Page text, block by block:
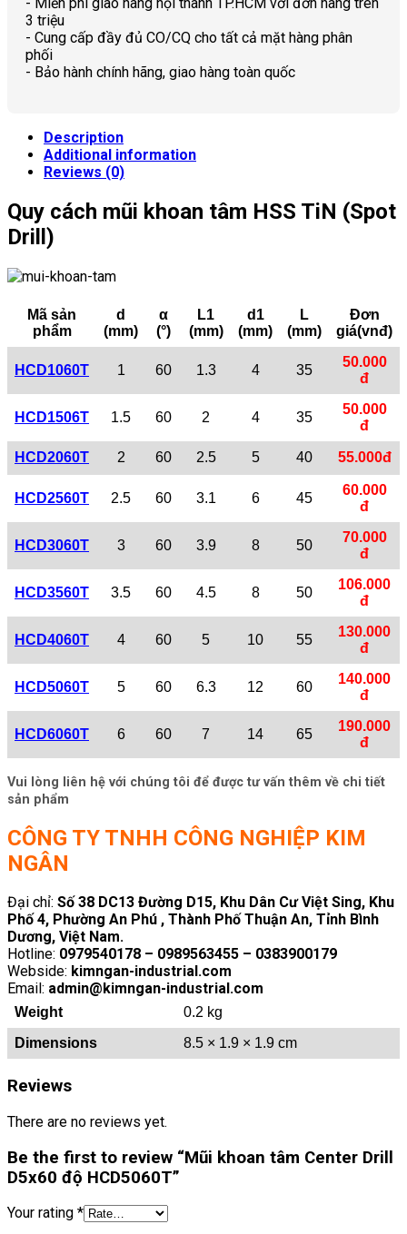
3 triệu
- Cung cấp đầy đủ CO/CQ cho tất cả mặt hàng phân
phối
- Bảo hành chính hãng, giao hàng toàn quốc
Description
Additional information
Reviews (0)
Quy cách mũi khoan tâm HSS TiN (Spot
Drill)
Mã sản
phẩm
d
(mm)
α
(°)
L1
(mm)
d1
(mm)
L
(mm)
Đơn
giá(vnđ)
HCD1060T 1 60 1.3 4 35
50.000
đ
HCD1506T 1.5 60 2 4 35
50.000
đ
HCD2060T 2 60 2.5 5 40 55.000đ
HCD2560T 2.5 60 3.1 6 45
60.000
đ
HCD3060T 3 60 3.9 8 50
70.000
đ
HCD3560T 3.5 60 4.5 8 50
106.000
đ
HCD4060T 4 60 5 10 55
130.000
đ
HCD5060T 5 60 6.3 12 60
140.000
đ
HCD6060T 6 60 7 14 65
190.000
đ
Vui lòng liên hệ với chúng tôi để được tư vấn thêm về chi tiết
sản phẩm
CÔNG TY TNHH CÔNG NGHIỆP KIM
NGÂN
Đại chỉ: Số 38 DC13 Đường D15, Khu Dân Cư Việt Sing, Khu
Phố 4, Phường An Phú , Thành Phố Thuận An, Tỉnh Bình
Dương, Việt Nam.
Hotline: 0979540178 – 0989563455 – 0383900179
Webside: kimngan-industrial.com
Email: admin@kimngan-industrial.com
Weight
0.2 kg
Dimensions
8.5 × 1.9 × 1.9 cm
Reviews
There are no reviews yet.
Be the first to review “Mũi khoan tâm Center Drill
D5x60 độ HCD5060T”
Your rating *